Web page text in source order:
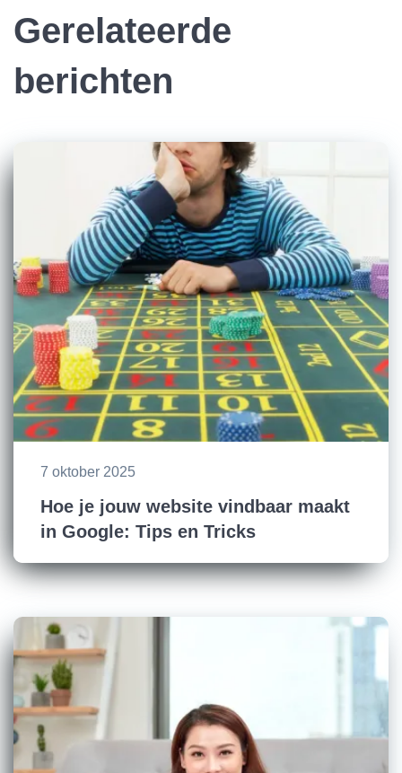
Gerelateerde
berichten
7 oktober 2025
Hoe je jouw website vindbaar maakt
in Google: Tips en Tricks